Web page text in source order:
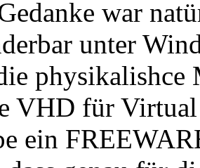
war
unter
VHD für Virtual
ein